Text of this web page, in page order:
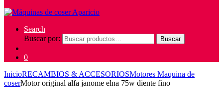
Search
Buscar por:
Buscar
0
InicioRECAMBIOS & ACCESORIOSMotores Maquina de
coserMotor original alfa janome elna 75w diente fino